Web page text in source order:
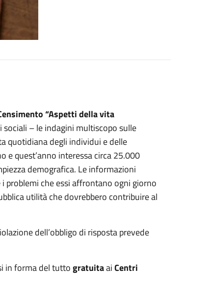
“Aspetti della vita
– le indagini multiscopo sulle
quotidiana degli individui e delle
e quest’anno interessa circa 25.000
demografica. Le informazioni
problemi che essi affrontano ogni giorno
utilità che dovrebbero contribuire al
dell’obbligo di risposta prevede
in forma del tuttogratuitaaiCentri